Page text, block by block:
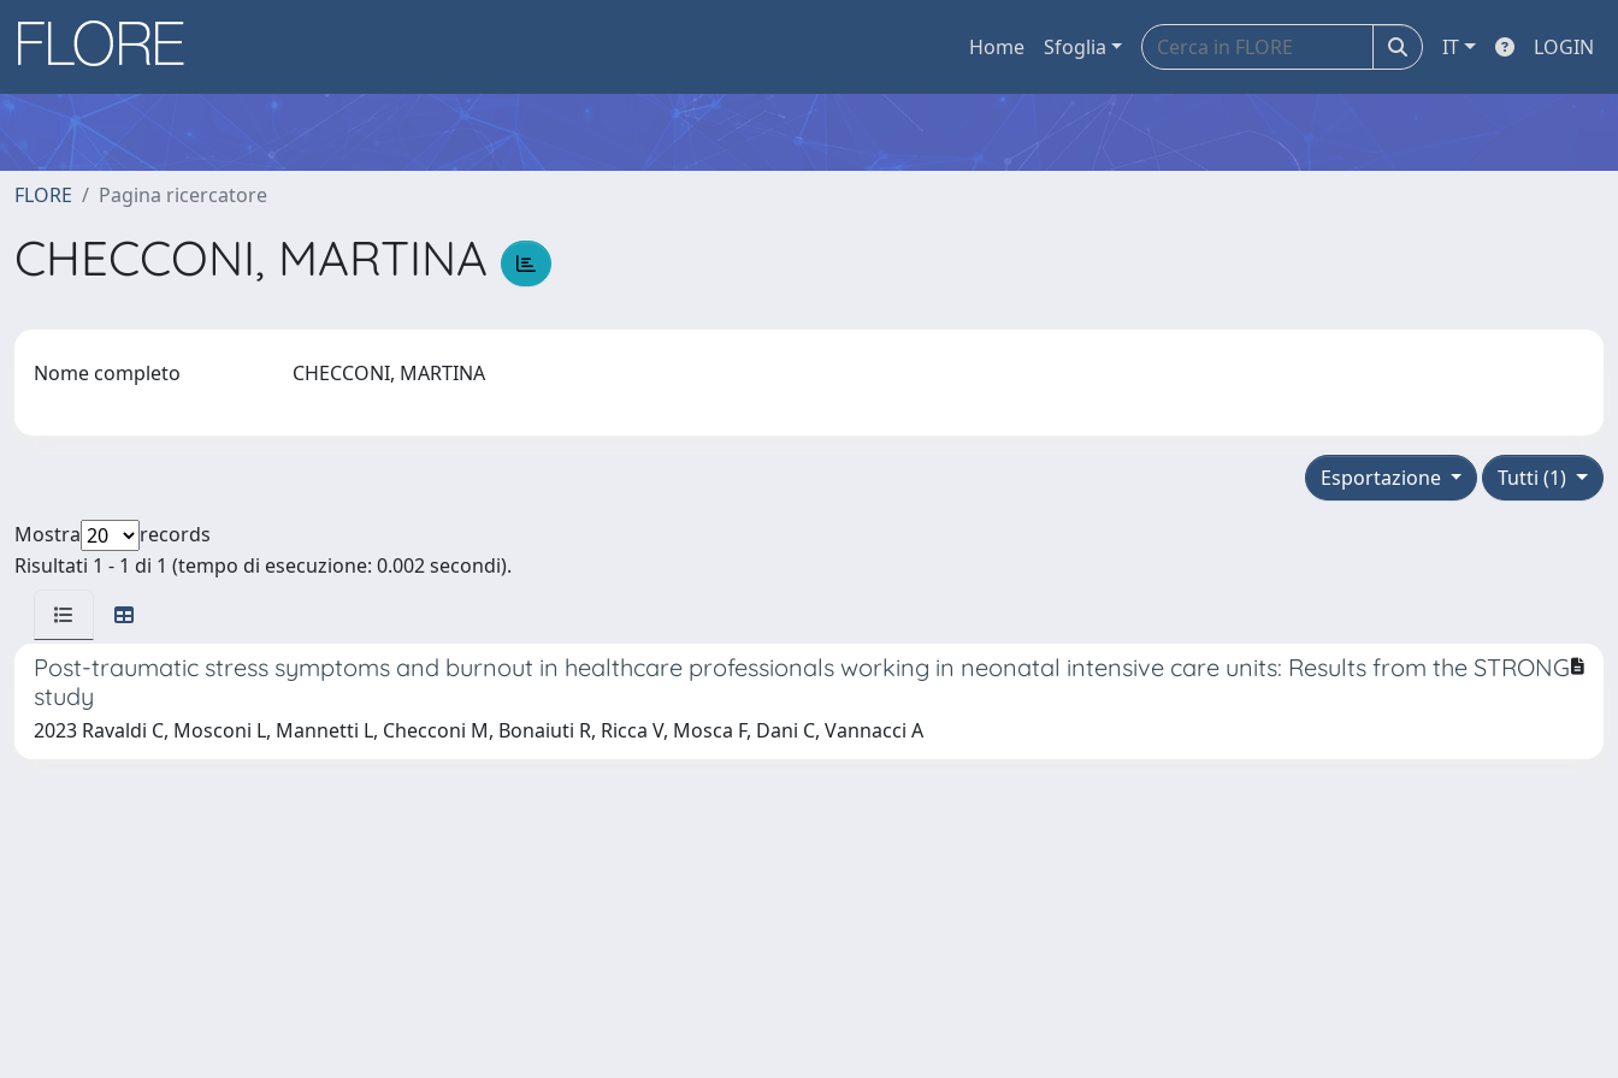
Home Sfoglia IT LOGIN
FLORE Pagina ricercatore
CHECCONI, MARTINA
Nome completo CHECCONI, MARTINA
Tutti (1)
Esportazione
Mostra
records
Risultati 1 - 1 di 1 (tempo di esecuzione: 0.002 secondi).
Post-traumatic stress symptoms and burnout in healthcare professionals working in neonatal intensive care units: Results from the STRONG
study
2023 Ravaldi C, Mosconi L, Mannetti L, Checconi M, Bonaiuti R, Ricca V, Mosca F, Dani C, Vannacci A